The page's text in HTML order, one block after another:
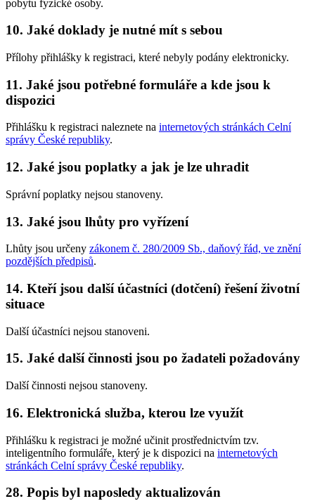
pobytu fyzické osoby.
10. Jaké doklady je nutné mít s sebou
Přílohy přihlášky k registraci, které nebyly podány elektronicky.
11. Jaké jsou potřebné formuláře a kde jsou k
dispozici
Přihlášku k registraci naleznete na internetových stránkách Celní
správy České republiky.
12. Jaké jsou poplatky a jak je lze uhradit
Správní poplatky nejsou stanoveny.
13. Jaké jsou lhůty pro vyřízení
Lhůty jsou určeny zákonem č. 280/2009 Sb., daňový řád, ve znění
pozdějších předpisů.
14. Kteří jsou další účastníci (dotčení) řešení životní
situace
Další účastníci nejsou stanoveni.
15. Jaké další činnosti jsou po žadateli požadovány
Další činnosti nejsou stanoveny.
16. Elektronická služba, kterou lze využít
Přihlášku k registraci je možné učinit prostřednictvím tzv.
inteligentního formuláře, který je k dispozici na internetových
stránkách Celní správy České republiky.
28. Popis byl naposledy aktualizován